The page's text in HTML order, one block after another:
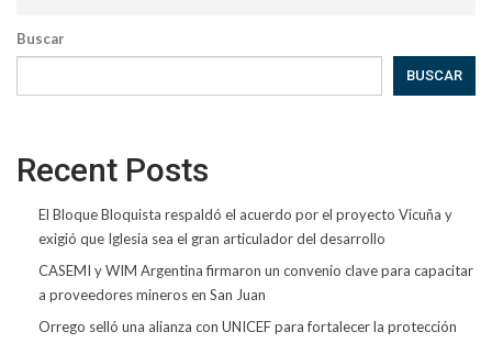
Buscar
BUSCAR
Recent Posts
El Bloque Bloquista respaldó el acuerdo por el proyecto Vicuña y
exigió que Iglesia sea el gran articulador del desarrollo
CASEMI y WIM Argentina firmaron un convenio clave para capacitar
a proveedores mineros en San Juan
Orrego selló una alianza con UNICEF para fortalecer la protección